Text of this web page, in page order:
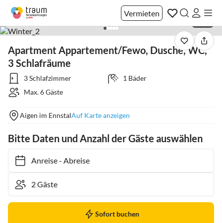
Vermieten
Apartment Appartement/Fewo, Dusche, WC,
3 Schlafräume
3 Schlafzimmer
1 Bäder
Max. 6 Gäste
Aigen im EnnstalAuf Karte anzeigen
Bitte Daten und Anzahl der Gäste auswählen
Anreise- Abreise
Sofort buchen